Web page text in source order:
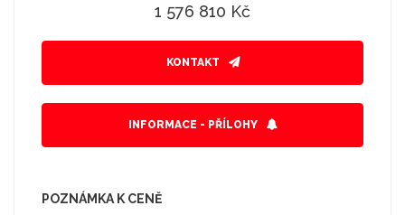
1 576 810 Kč
KONTAKT
INFORMACE - PŘÍLOHY
POZNÁMKA K CENĚ